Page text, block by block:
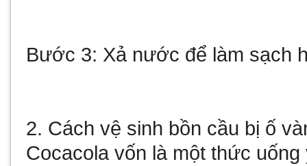
Bước 3: Xả nước để làm sạch
2. Cách vệ sinh bồn cầu bị ố
Cocacola vốn là một thức